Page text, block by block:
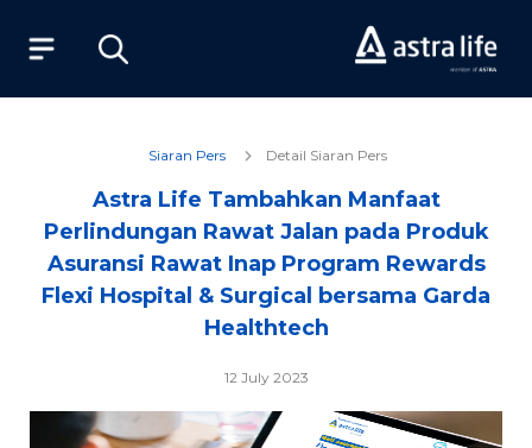
Layanan
Tentang Kami
Siaran Pers Detail Siaran Pers
Astra Life Tambahkan Manfaat
Perlindungan Rawat Jalan pada Produk
Asuransi Rawat Inap Program Rewards
Flexi Hospital & Surgical bersama Garda
Healthtech
12 July 2023